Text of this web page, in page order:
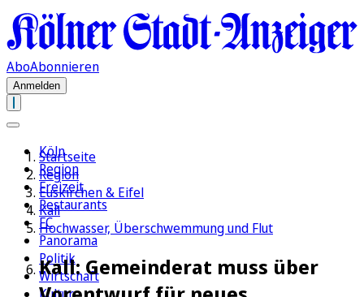
AboAbonnieren
Anmelden
Köln
Region
Freizeit
Restaurants
FC
Panorama
Politik
Wirtschaft
Startseite
Region
Euskirchen & Eifel
Kall
Hochwasser, Überschwemmung und Flut
Kall: Gemeinderat muss über